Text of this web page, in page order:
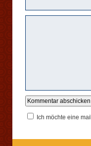
Ich möchte eine